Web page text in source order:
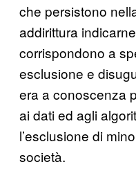
che persistono
addirittura
corrispondono a
esclusione e
era a conoscenza
ai dati ed agli
l’esclusione di
società.